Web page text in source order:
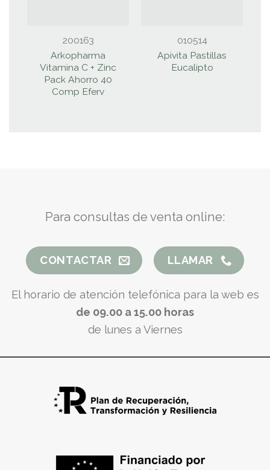
200163
Arkopharma
Vitamina C + Zinc
Pack Ahorro 40
Comp Eferv
010514
Apivita Pastillas
Eucalipto
Para consultas de venta online:
CONTACTAR LLAMAR
El horario de atención telefónica para la web es
de 09.00 a 15.00 horas
de lunes a Viernes